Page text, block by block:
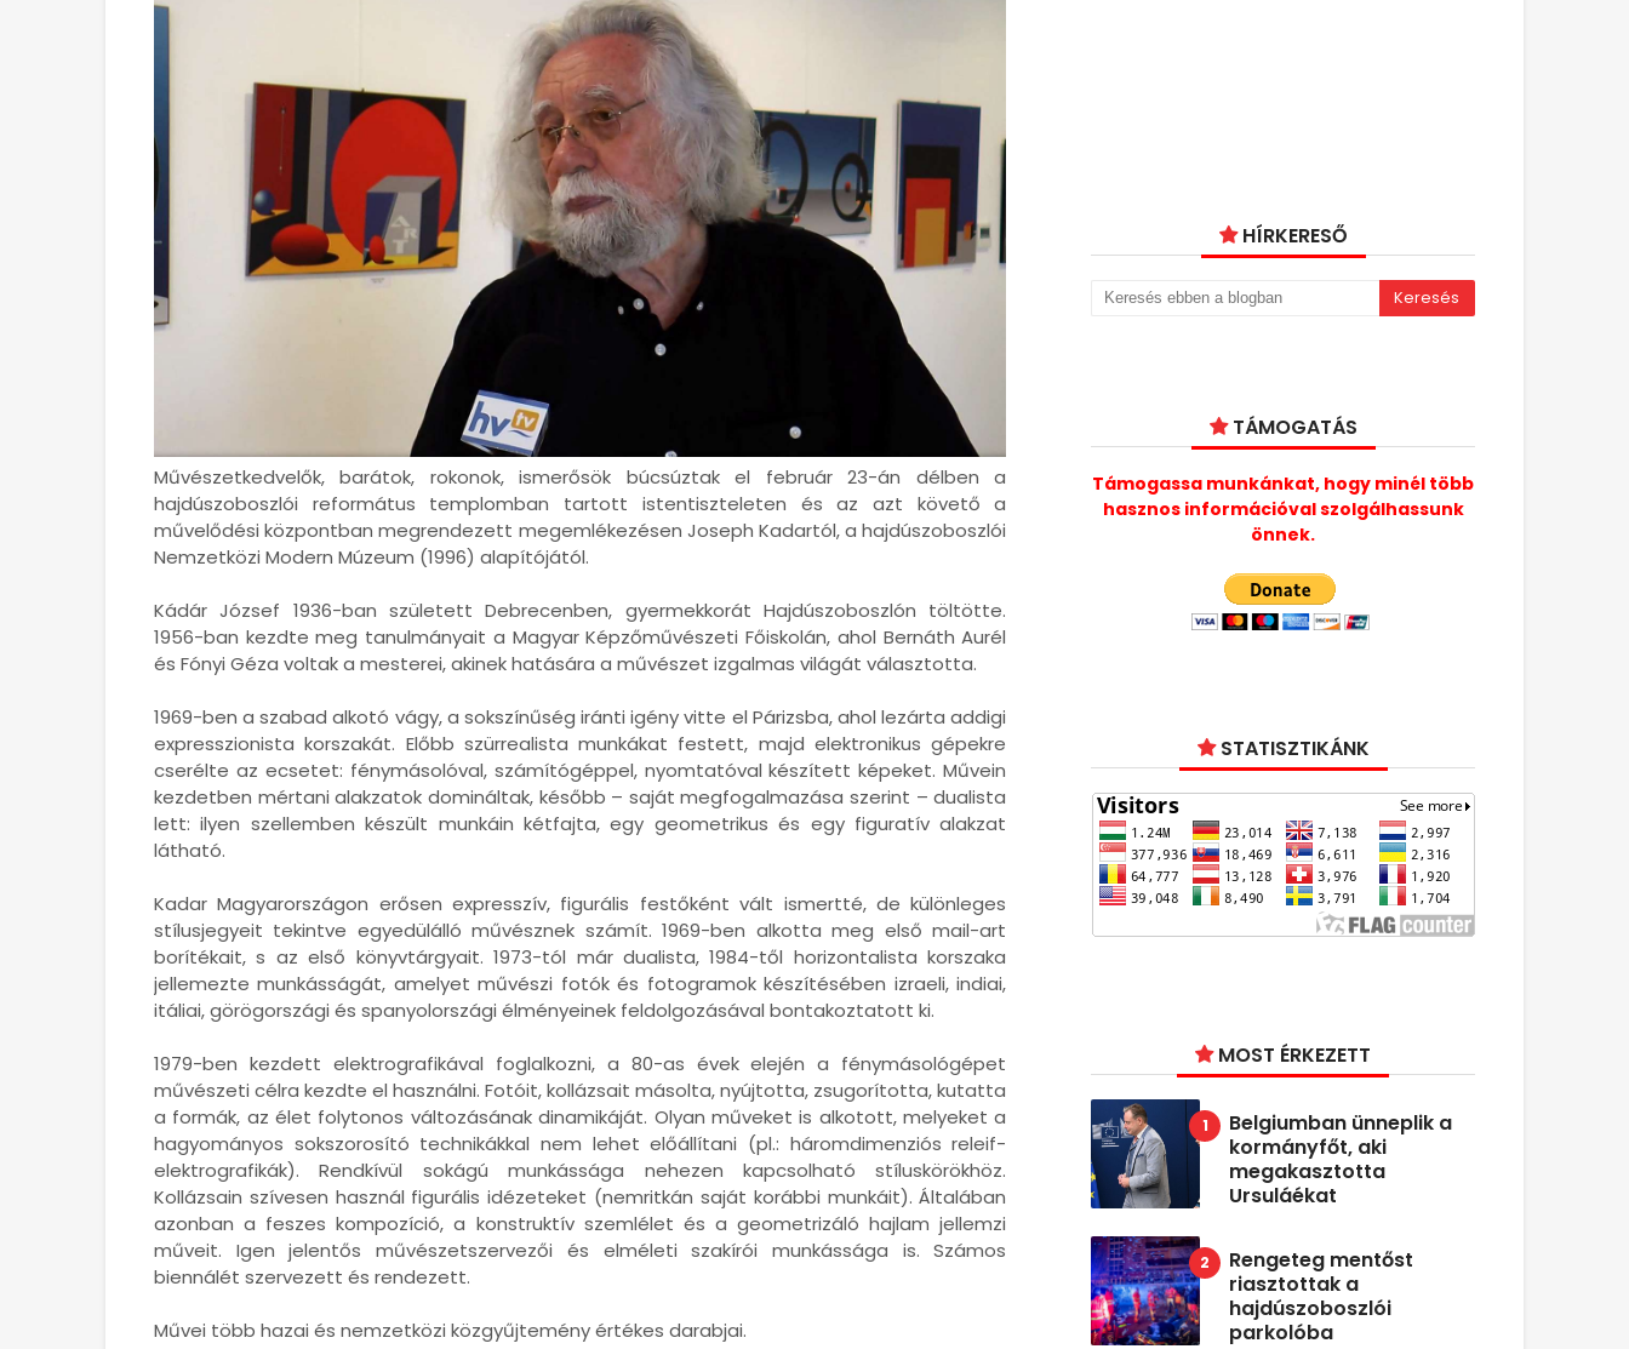
Művészetkedvelők, barátok, rokonok, ismerősök búcsúztak el február 23-án délben a
hajdúszoboszlói református templomban tartott istentiszteleten és az azt követő a
művelődési központban megrendezett megemlékezésen Joseph Kadartól, a hajdúszoboszlói
Nemzetközi Modern Múzeum (1996) alapítójától.
Kádár József 1936-ban született Debrecenben, gyermekkorát Hajdúszoboszlón töltötte.
1956-ban kezdte meg tanulmányait a Magyar Képzőművészeti Főiskolán, ahol Bernáth Aurél
és Fónyi Géza voltak a mesterei, akinek hatására a művészet izgalmas világát választotta.
1969-ben a szabad alkotó vágy, a sokszínűség iránti igény vitte el Párizsba, ahol lezárta addigi
expresszionista korszakát. Előbb szürrealista munkákat festett, majd elektronikus gépekre
cserélte az ecsetet: fénymásolóval, számítógéppel, nyomtatóval készített képeket. Művein
kezdetben mértani alakzatok domináltak, később – saját megfogalmazása szerint – dualista
lett: ilyen szellemben készült munkáin kétfajta, egy geometrikus és egy figuratív alakzat
látható.
Kadar Magyarországon erősen expresszív, figurális festőként vált ismertté, de különleges
stílusjegyeit tekintve egyedülálló művésznek számít. 1969-ben alkotta meg első mail-art
borítékait, s az első könyvtárgyait. 1973-tól már dualista, 1984-től horizontalista korszaka
jellemezte munkásságát, amelyet művészi fotók és fotogramok készítésében izraeli, indiai,
itáliai, görögországi és spanyolországi élményeinek feldolgozásával bontakoztatott ki.
1979-ben kezdett elektrografikával foglalkozni, a 80-as évek elején a fénymásológépet
művészeti célra kezdte el használni. Fotóit, kollázsait másolta, nyújtotta, zsugorította, kutatta
a formák, az élet folytonos változásának dinamikáját. Olyan műveket is alkotott, melyeket a
hagyományos sokszorosító technikákkal nem lehet előállítani (pl.: háromdimenziós releif-
elektrografikák). Rendkívül sokágú munkássága nehezen kapcsolható stíluskörökhöz.
Kollázsain szívesen használ figurális idézeteket (nemritkán saját korábbi munkáit). Általában
azonban a feszes kompozíció, a konstruktív szemlélet és a geometrizáló hajlam jellemzi
műveit. Igen jelentős művészetszervezői és elméleti szakírói munkássága is. Számos
biennálét szervezett és rendezett.
Művei több hazai és nemzetközi közgyűjtemény értékes darabjai.
HÍRKERESŐ
TÁMOGATÁS
Támogassa munkánkat, hogy minél több
hasznos információval szolgálhassunk
önnek.
STATISZTIKÁNK
MOST ÉRKEZETT
Belgiumban ünneplik a
kormányfőt, aki
megakasztotta
Ursuláékat
Rengeteg mentőst
riasztottak a
hajdúszoboszlói
parkolóba